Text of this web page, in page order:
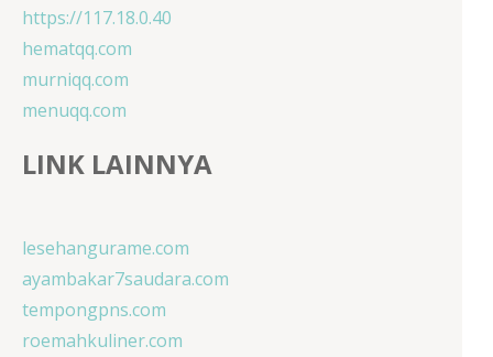
https://117.18.0.40
hematqq.com
murniqq.com
menuqq.com
LINK LAINNYA
lesehangurame.com
ayambakar7saudara.com
tempongpns.com
roemahkuliner.com